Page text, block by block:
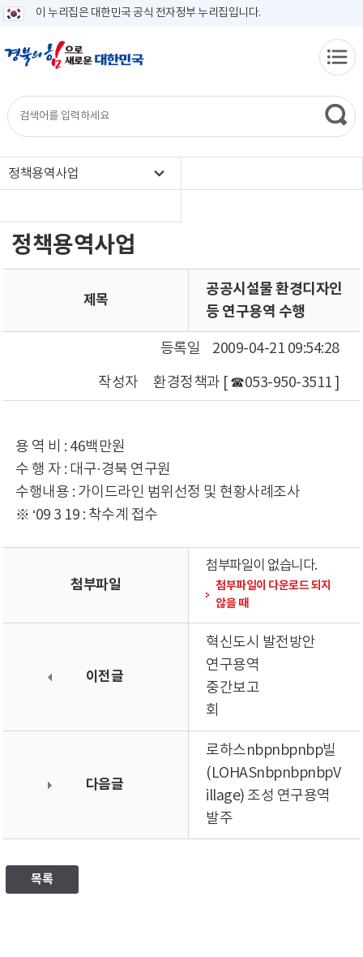
이 누리집은 대한민국 공식 전자정부 누리집입니다.
정책용역사업
정책용역사업
제목
공공시설물 환경디자인
등 연구용역 수행
등록일
2009-04-21 09:54:28
작성자
환경정책과 [ ☎053-950-3511 ]
용 역 비 : 46백만원
수 행 자 : 대구·경북 연구원
수행내용 : 가이드라인 범위선정 및 현황사례조사
※ ‘09 3 19 : 착수계 접수
첨부파일
첨부파일이 없습니다.
첨부파일이 다운로드 되지
않을 때
이전글
혁신도시 발전방안
연구용역
중간보고
회
다음글
로하스nbpnbpnbp빌
(LOHASnbpnbpnbpV
illage) 조성 연구용역
발주
목록